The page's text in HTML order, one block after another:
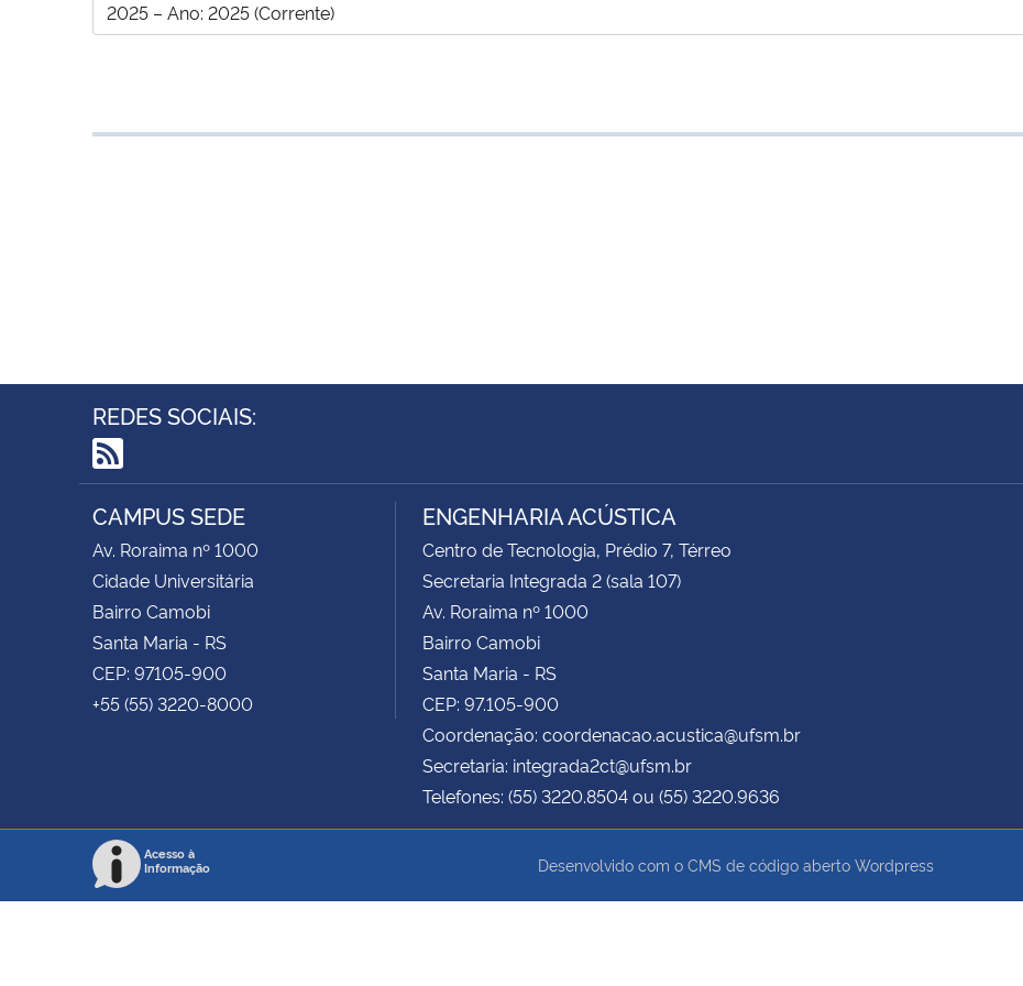
REDES SOCIAIS:
RSS
CAMPUS SEDE
Av. Roraima nº 1000
Cidade Universitária
Bairro Camobi
Santa Maria - RS
CEP: 97105-900
+55 (55) 3220-8000
ENGENHARIA ACÚSTICA
Centro de Tecnologia, Prédio 7, Térreo
Secretaria Integrada 2 (sala 107)
Av. Roraima nº 1000
Bairro Camobi
Santa Maria - RS
CEP: 97.105-900
Coordenação: coordenacao.acustica@ufsm.br
Secretaria: integrada2ct@ufsm.br
Telefones: (55) 3220.8504 ou (55) 3220.9636
Acesso à
Informação
Desenvolvido com o CMS de código aberto Wordpress